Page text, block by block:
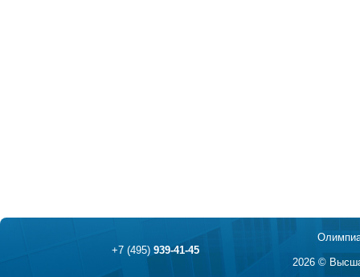
+7 (495)939-41-45
2026 ©